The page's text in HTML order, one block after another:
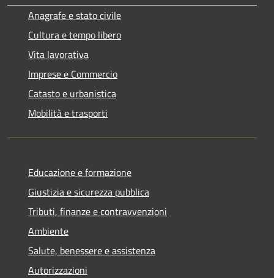
Anagrafe e stato civile
Cultura e tempo libero
Vita lavorativa
Imprese e Commercio
Catasto e urbanistica
Mobilità e trasporti
Educazione e formazione
Giustizia e sicurezza pubblica
Tributi, finanze e contravvenzioni
Ambiente
Salute, benessere e assistenza
Autorizzazioni